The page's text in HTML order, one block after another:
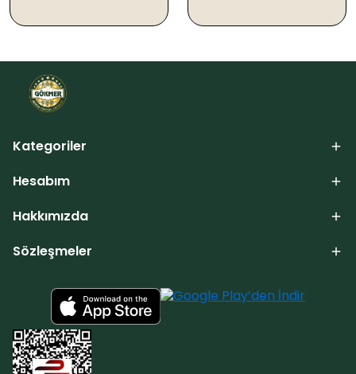
Kategoriler
Hesabım
Hakkımızda
Sözleşmeler